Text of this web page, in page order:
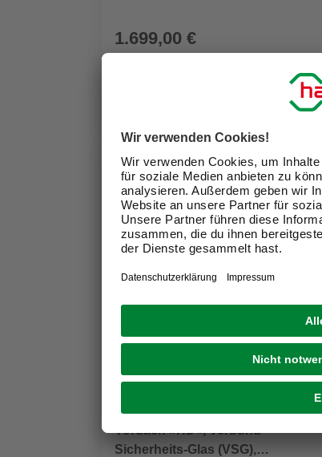
1.699,00 €
GUTTA
Vordach »HD«, Verbund-
Sicherheits-Glas (VSG),